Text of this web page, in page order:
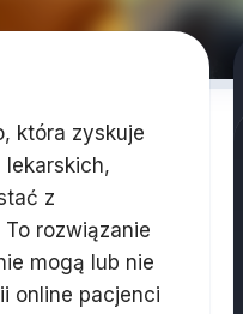
która zyskuje
lekarskich,
z
rozwiązanie
mogą lub nie
online pacjenci